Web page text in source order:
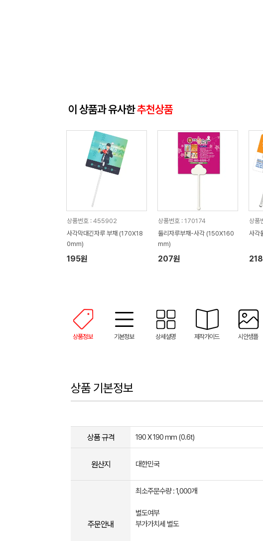
이 상품과 유사한추천상품
상품번호 : 455902
사각막대긴자루 부채 (170X18
0mm)
195원
상품번호 : 170174
둘리자루부채-사각 (150X160
mm)
207원
상품
사각
상품정보 기본정보 상세설명 제작가이드 시안샘플
상품 기본정보
상품 규격 190 X 190 mm (0.6t)
원산지 대한민국
주문안내
최소주문수량 : 1,000개
별도여부
부가가치세 별도